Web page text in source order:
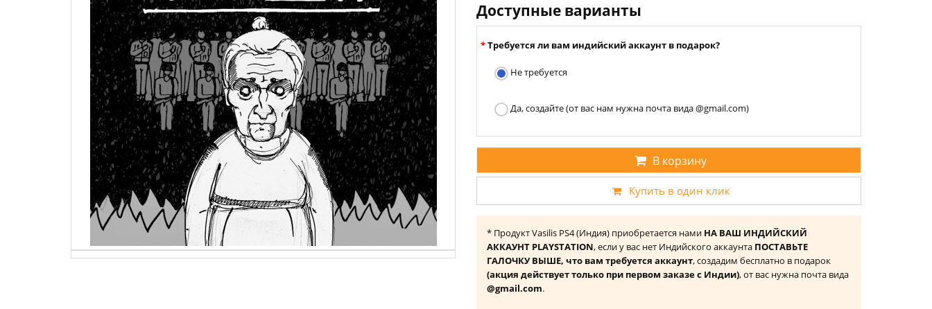
Доступные варианты
Требуется ли вам индийский аккаунт в подарок?
Не требуется
Да, создайте (от вас нам нужна почта вида @gmail.com)
В корзину
Купить в один клик
* Продукт Vasilis PS4 (Индия) приобретается нами НА ВАШ ИНДИЙСКИЙ
АККАУНТ PLAYSTATION, если у вас нет Индийского аккаунта ПОСТАВЬТЕ
ГАЛОЧКУ ВЫШЕ, что вам требуется аккаунт, создадим бесплатно в подарок
(акция действует только при первом заказе с Индии), от вас нужна почта вида
@gmail.com.